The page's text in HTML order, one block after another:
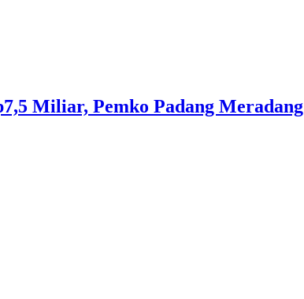
Miliar, Pemko Padang Meradang